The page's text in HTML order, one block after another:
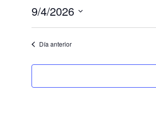
9/4/2026
Día anterior